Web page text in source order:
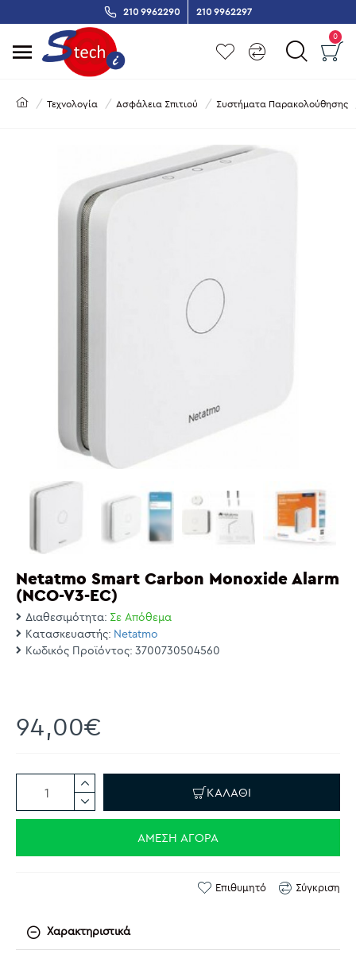
210 9962290 210 9962297
0
Τεχνολογία Ασφάλεια Σπιτιού Συστήματα Παρακολούθησης
Netatmo Smart Carbon Monoxide Alarm
(NCO-V3-EC)
Διαθεσιμότητα: Σε Απόθεμα
Κατασκευαστής: Netatmo
Κωδικός Προϊόντος: 3700730504560
94,00€
ΚΑΛΆΘΙ
ΆΜΕΣΗ ΑΓΟΡΆ
Επιθυμητό Σύγκριση
Χαρακτηριστικά